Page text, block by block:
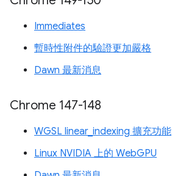
Immediates
暫時性附件的驗證更加嚴格
Dawn 最新消息
Chrome 147-148
WGSL linear_indexing 擴充功能
Linux NVIDIA 上的 WebGPU